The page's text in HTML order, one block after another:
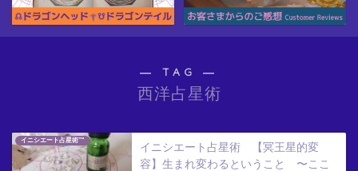
― TAG ―
西洋占星術
イニシエート占星術™
イニシエート占星術 【冥王星的変
容】生まれ変わるということ 〜ここ